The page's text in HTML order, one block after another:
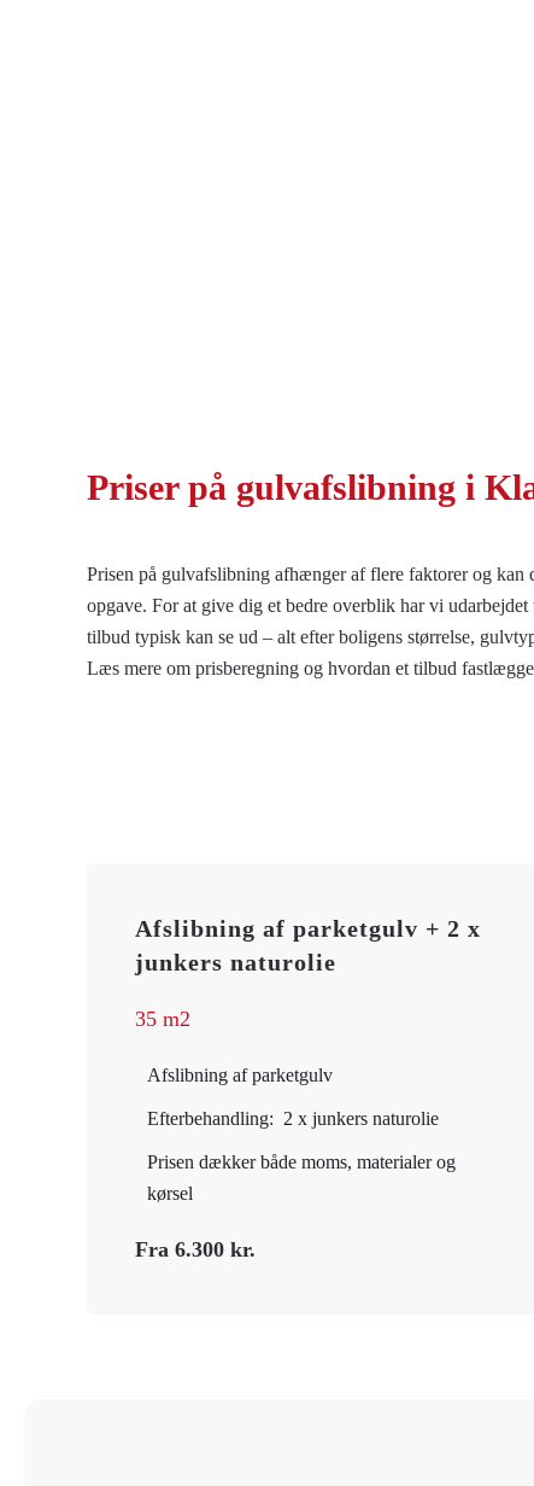
Priser på gulvafslibning i
Prisen på gulvafslibning afhænger af flere faktorer og kan
opgave. For at give dig et bedre overblik har vi udarbejdet
tilbud typisk kan se ud – alt efter boligens størrelse,
Læs mere om prisberegning og hvordan et tilbud
Afslibning af parketgulv + 2 x
junkers naturolie
35 m2
Afslibning af parketgulv
Efterbehandling: 2 x junkers naturolie
Prisen dækker både moms, materialer og
kørsel
Fra 6.300 kr.